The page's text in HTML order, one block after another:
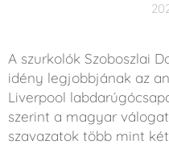
A szurkolók Szoboszlai
idény legjobbjának az
Liverpool
szerint a magyar
szavazatok több mint